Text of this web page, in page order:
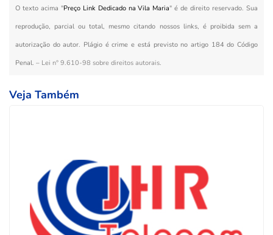
O texto acima "Preço Link Dedicado na Vila Maria" é de direito reservado. Sua
reprodução, parcial ou total, mesmo citando nossos links, é proibida sem a
autorização do autor. Plágio é crime e está previsto no artigo 184 do Código
Penal. – Lei n° 9.610-98 sobre direitos autorais.
Veja Também